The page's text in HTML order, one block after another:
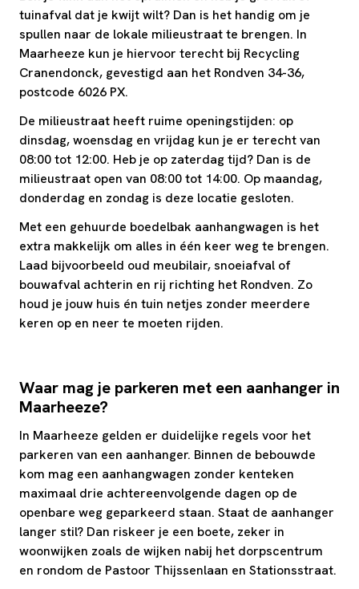
tuinafval dat je kwijt wilt? Dan is het handig om je
spullen naar de lokale milieustraat te brengen. In
Maarheeze kun je hiervoor terecht bij Recycling
Cranendonck, gevestigd aan het Rondven 34-36,
postcode 6026 PX.
De milieustraat heeft ruime openingstijden: op
dinsdag, woensdag en vrijdag kun je er terecht van
08:00 tot 12:00. Heb je op zaterdag tijd? Dan is de
milieustraat open van 08:00 tot 14:00. Op maandag,
donderdag en zondag is deze locatie gesloten.
Met een gehuurde boedelbak aanhangwagen is het
extra makkelijk om alles in één keer weg te brengen.
Laad bijvoorbeeld oud meubilair, snoeiafval of
bouwafval achterin en rij richting het Rondven. Zo
houd je jouw huis én tuin netjes zonder meerdere
keren op en neer te moeten rijden.
Waar mag je parkeren met een aanhanger in
Maarheeze?
In Maarheeze gelden er duidelijke regels voor het
parkeren van een aanhanger. Binnen de bebouwde
kom mag een aanhangwagen zonder kenteken
maximaal drie achtereenvolgende dagen op de
openbare weg geparkeerd staan. Staat de aanhanger
langer stil? Dan riskeer je een boete, zeker in
woonwijken zoals de wijken nabij het dorpscentrum
en rondom de Pastoor Thijssenlaan en Stationsstraat.